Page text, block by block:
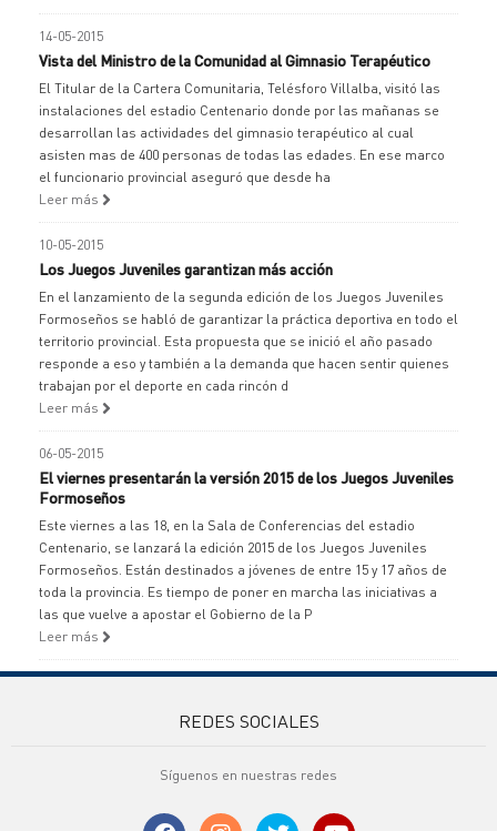
14-05-2015
Vista del Ministro de la Comunidad al Gimnasio Terapéutico
El Titular de la Cartera Comunitaria, Telésforo Villalba, visitó las
instalaciones del estadio Centenario donde por las mañanas se
desarrollan las actividades del gimnasio terapéutico al cual
asisten mas de 400 personas de todas las edades. En ese marco
el funcionario provincial aseguró que desde ha
Leer más
10-05-2015
Los Juegos Juveniles garantizan más acción
En el lanzamiento de la segunda edición de los Juegos Juveniles
Formoseños se habló de garantizar la práctica deportiva en todo el
territorio provincial. Esta propuesta que se inició el año pasado
responde a eso y también a la demanda que hacen sentir quienes
trabajan por el deporte en cada rincón d
Leer más
06-05-2015
El viernes presentarán la versión 2015 de los Juegos Juveniles
Formoseños
Este viernes a las 18, en la Sala de Conferencias del estadio
Centenario, se lanzará la edición 2015 de los Juegos Juveniles
Formoseños. Están destinados a jóvenes de entre 15 y 17 años de
toda la provincia. Es tiempo de poner en marcha las iniciativas a
las que vuelve a apostar el Gobierno de la P
Leer más
REDES SOCIALES
Síguenos en nuestras redes